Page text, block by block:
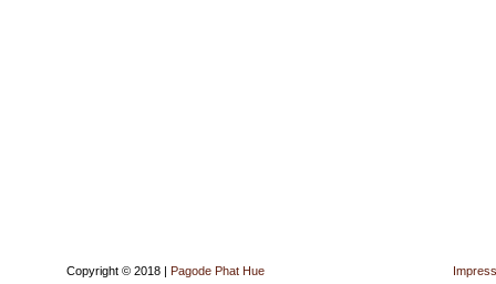
Copyright © 2018 | Pagode Phat Hue